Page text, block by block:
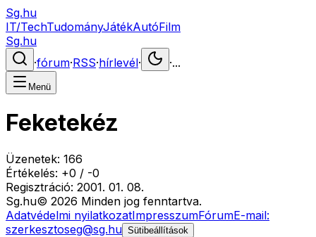
Sg.hu
IT/TechTudományJátékAutóFilm
Sg.hu
·fórum·RSS·hírlevél· ·...
Menü
Feketekéz
Üzenetek: 166
Értékelés: +0 / -0
Regisztráció: 2001. 01. 08.
Sg.hu© 2026 Minden jog fenntartva.
Adatvédelmi nyilatkozatImpresszumFórumE-mail:
szerkesztoseg@sg.hu Sütibeállítások